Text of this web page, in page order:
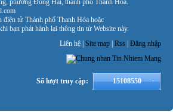
phường Đông Hải, thành phố Thanh Hóa.
tử Thành phố Thanh Hóa hoặc
bạn phát hành lại thông tin từ Website này.
Liên hệ | Site map Rss Đăng nhập
Số lượt truy cập: 15108550